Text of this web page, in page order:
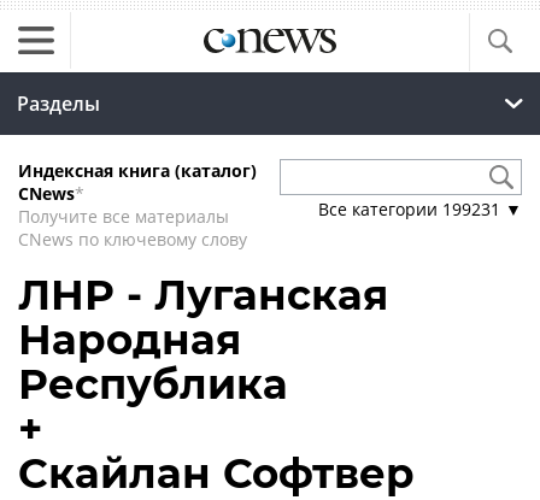
Разделы
Индексная книга (каталог)
CNews*
Получите все материалы
CNews по ключевому слову
Все категории 199231 ▼
ЛНР - Луганская
Народная
Республика
+
Скайлан Софтвер